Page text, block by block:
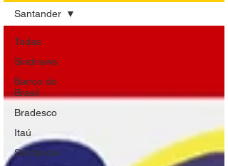
Todas
Sindnews
Banco do
Brasil
Bradesco
Itaú
Santander
Santander